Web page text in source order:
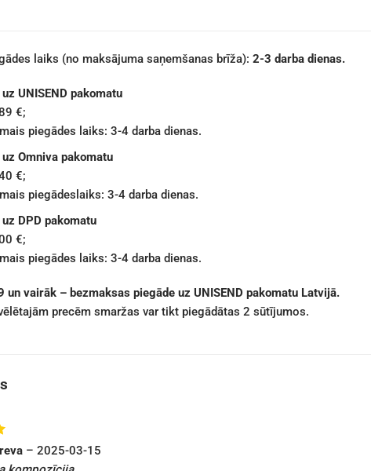
laiks (no maksājuma saņemšanas brīža): 2-3 darba dienas.
UNISEND pakomatu
€;
piegādes laiks: 3-4 darba dienas.
Omniva pakomatu
€;
piegādeslaiks: 3-4 darba dienas.
DPD pakomatu
€;
piegādes laiks: 3-4 darba dienas.
un vairāk – bezmaksas piegāde uz UNISEND pakomatu Latvijā.
precēm smaržas var tikt piegādātas 2 sūtījumos.
– 2025-03-15